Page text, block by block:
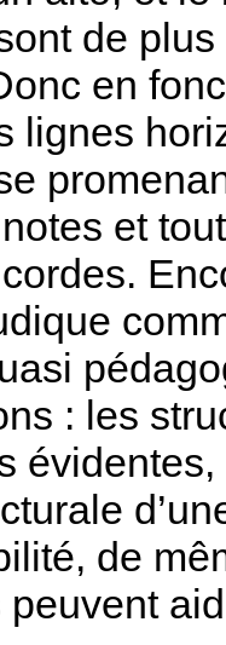
de
en
lignes
et
: les
de
peuvent